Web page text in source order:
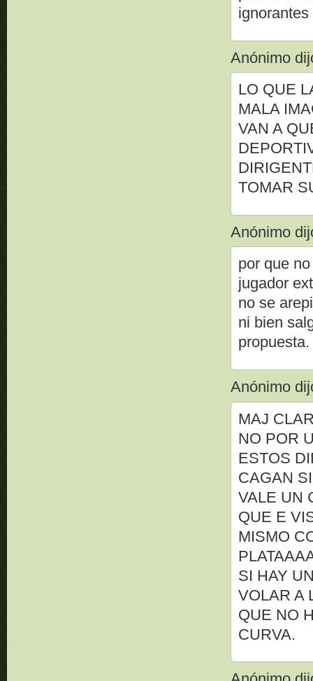
Anónimo
LO QUE
MALA
VAN A
TOMAR
Anónimo
por que
jugador
no se
ni bien
propuesta.
Anónimo
MAJ
NO POR
ESTOS
CAGAN
VALE UN
QUE E
MISMO
SI HAY
VOLAR A
QUE NO
CURVA.